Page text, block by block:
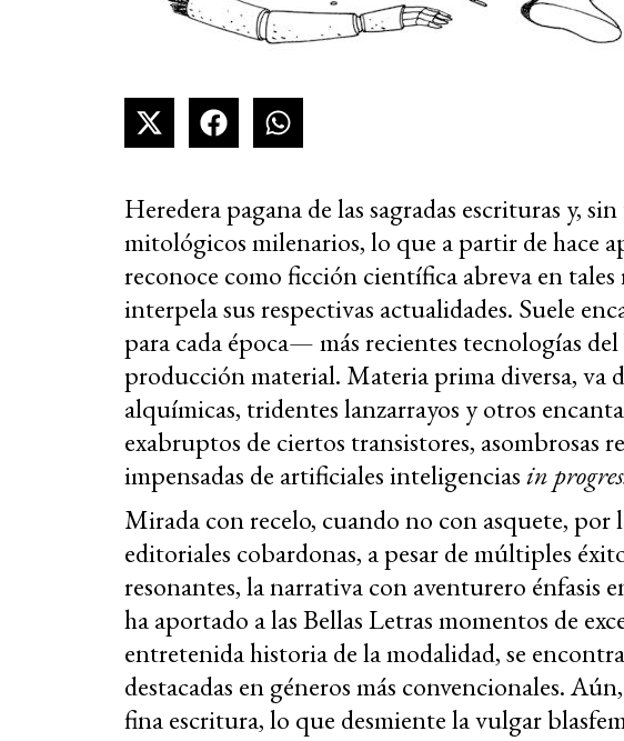
Heredera pagana de las sagradas escrituras y,
mitológicos milenarios, lo que a partir de hace
reconoce como ficción científica abreva en
interpela sus respectivas actualidades. Suele
para cada época— más recientes tecnologías
producción material. Materia prima diversa, va
alquímicas, tridentes lanzarrayos y otros
exabruptos de ciertos transistores, asombrosas
impensadas de artificiales inteligenciasin
Mirada con recelo, cuando no con asquete, por
editoriales cobardonas, a pesar de múltiples
resonantes, la narrativa con aventurero énfasis
ha aportado a las Bellas Letras momentos de
entretenida historia de la modalidad, se
destacadas en géneros más convencionales.
fina escritura, lo que desmiente la vulgar